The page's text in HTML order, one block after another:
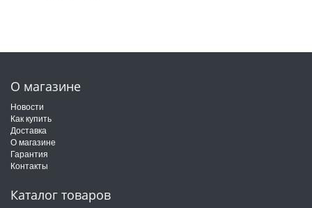
О магазине
Новости
Как купить
Доставка
О магазине
Гарантия
Контакты
Каталог товаров